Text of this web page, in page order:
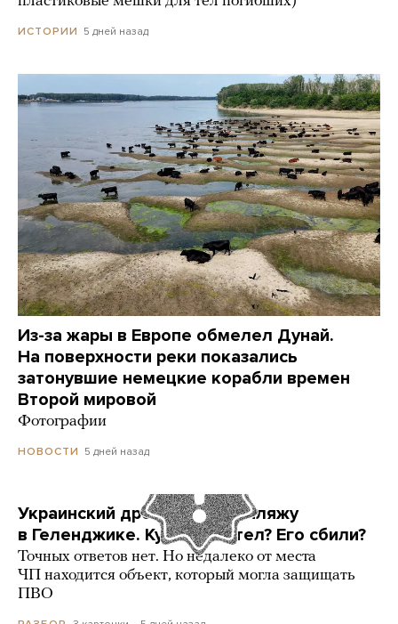
ИСТОРИИ 5 дней назад
Из-за жары в Европе обмелел Дунай.
На поверхности реки показались
затонувшие немецкие корабли времен
Второй мировой
Фотографии
НОВОСТИ 5 дней назад
Украинский дрон попал по пляжу
в Геленджике. Куда он летел? Его сбили?
Точных ответов нет. Но недалеко от места
ЧП находится объект, который могла защищать
ПВО